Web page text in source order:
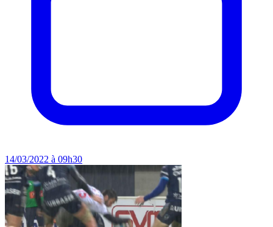
14/03/2022 à 09h30